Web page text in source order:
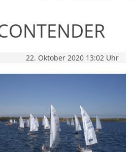
22. Oktober 2020 13:02 Uhr